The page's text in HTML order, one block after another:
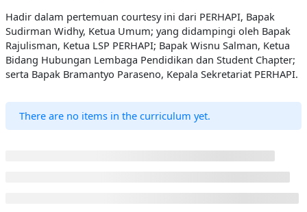
Hadir dalam pertemuan courtesy ini dari PERHAPI, Bapak
Sudirman Widhy, Ketua Umum; yang didampingi oleh Bapak
Rajulisman, Ketua LSP PERHAPI; Bapak Wisnu Salman, Ketua
Bidang Hubungan Lembaga Pendidikan dan Student Chapter;
serta Bapak Bramantyo Paraseno, Kepala Sekretariat PERHAPI.
There are no items in the curriculum yet.